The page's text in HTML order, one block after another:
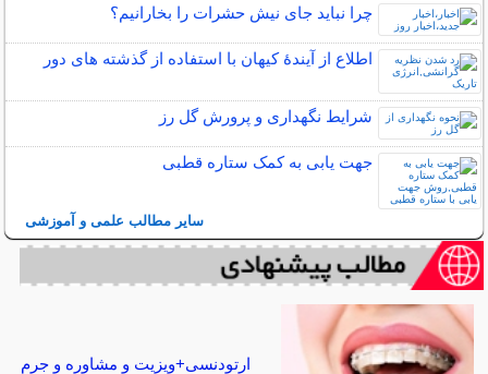
چرا نباید جای نیش حشرات را بخارانیم؟
اطلاع از آیندۀ کیهان با استفاده از گذشته ­های دور
شرایط نگهداری و پرورش گل رز
جهت یابی به کمک ستاره قطبی
سایر مطالب علمی و آموزشی
ارتودنسی+ویزیت و مشاوره و جرم